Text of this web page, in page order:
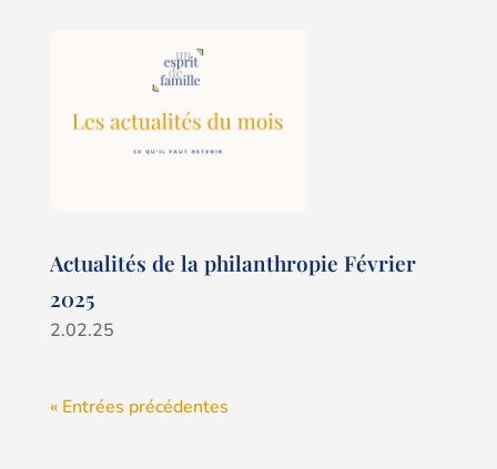
Actualités de la philanthropie Février
2025
2.02.25
« Entrées précédentes